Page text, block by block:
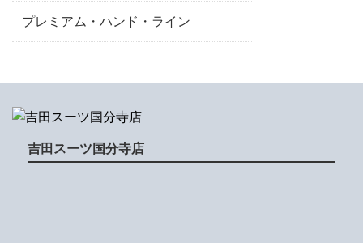
プレミアム・ハンド・ライン
吉田スーツ国分寺店